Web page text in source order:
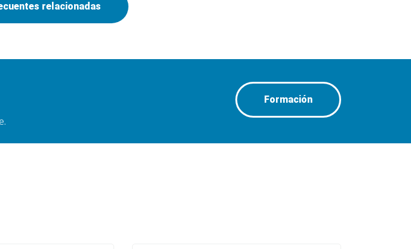
relacionadas
Formación